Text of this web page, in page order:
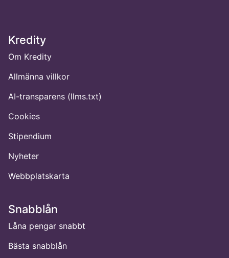
Kredity
Om Kredity
Allmänna villkor
AI-transparens (llms.txt)
Cookies
Stipendium
Nyheter
Webbplatskarta
Snabblån
Låna pengar snabbt
Bästa snabblån